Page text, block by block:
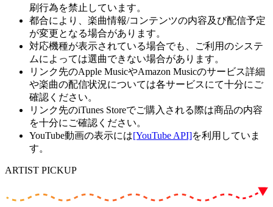
刷行為を禁止しています。
都合により、楽曲情報/コンテンツの内容及び配信予定
が変更となる場合があります。
対応機種が表示されている場合でも、ご利用のシステ
ムによっては選曲できない場合があります。
リンク先のApple MusicやAmazon Musicのサービス詳細
や楽曲の配信状況については各サービスにて十分にご
確認ください。
リンク先のiTunes Storeでご購入される際は商品の内容
を十分にご確認ください。
YouTube動画の表示には[YouTube API]を利用していま
す。
ARTIST PICKUP